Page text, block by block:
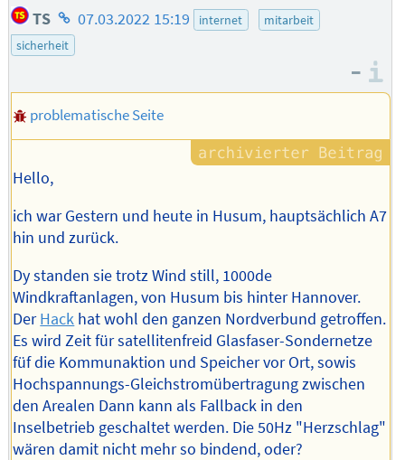
TS Homepage
des
07.03.2022 15:19 internet
mitarbeit
sicherheit
–
problematische Seite
Hello,
ich war Gestern und heute in Husum, hauptsächlich A7
hin und zurück.
Dy standen sie trotz Wind still, 1000de
Windkraftanlagen, von Husum bis hinter Hannover.
DerHack hat wohl den ganzen Nordverbund getroffen.
Es wird Zeit für satellitenfreid Glasfaser-Sondernetze
füf die Kommunaktion und Speicher vor Ort, sowis
Hochspannungs-Gleichstromübertragung zwischen
den Arealen Dann kann als Fallback in den
Inselbetrieb geschaltet werden. Die 50Hz "Herzschlag"
wären damit nicht mehr so bindend, oder?